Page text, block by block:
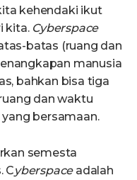
kehendaki ikut
kita. Cyberspace
batas (ruang dan
manusia
bahkan bisa tiga
dan waktu
bersamaan.
semesta
Cyberspaceadalah